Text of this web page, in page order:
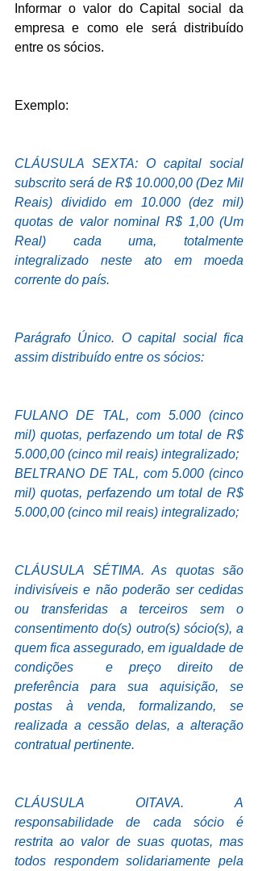
Informar o valor do Capital social da
empresa e como ele será distribuído
entre os sócios.
Exemplo:
CLÁUSULA SEXTA: O capital social
subscrito será de R$ 10.000,00 (Dez Mil
Reais) dividido em 10.000 (dez mil)
quotas de valor nominal R$ 1,00 (Um
Real) cada uma, totalmente
integralizado neste ato em moeda
corrente do país.
Parágrafo Único. O capital social fica
assim distribuído entre os sócios:
FULANO DE TAL, com 5.000 (cinco
mil) quotas, perfazendo um total de R$
5.000,00 (cinco mil reais) integralizado;
BELTRANO DE TAL, com 5.000 (cinco
mil) quotas, perfazendo um total de R$
5.000,00 (cinco mil reais) integralizado;
CLÁUSULA SÉTIMA. As quotas são
indivisíveis e não poderão ser cedidas
ou transferidas a terceiros sem o
consentimento do(s) outro(s) sócio(s), a
quem fica assegurado, em igualdade de
condições  e preço direito de
preferência para sua aquisição, se
postas à venda, formalizando, se
realizada a cessão delas, a alteração
contratual pertinente.
CLÁUSULA OITAVA. A
responsabilidade de cada sócio é
restrita ao valor de suas quotas, mas
todos respondem solidariamente pela